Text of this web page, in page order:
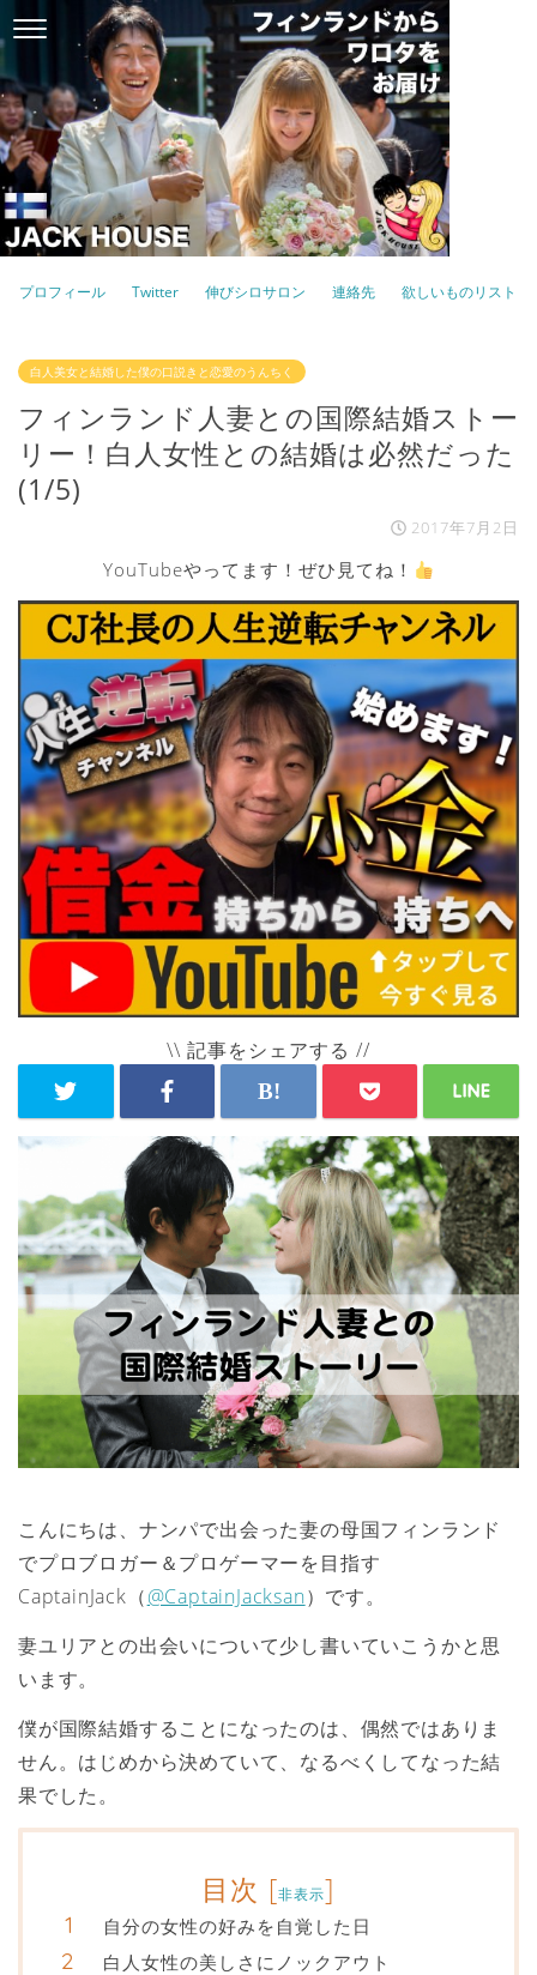
プロフィール Twitter 伸びシロサロン 連絡先 欲しいものリスト
白人美女と結婚した僕の口説きと恋愛のうんちく
フィンランド人妻との国際結婚ストー
リー！白人女性との結婚は必然だった
(1/5)
2017年7月2日
YouTubeやってます！ぜひ見てね！
\\ 記事をシェアする //
こんにちは、ナンパで出会った妻の母国フィンランド
でプロブロガー＆プロゲーマーを目指す
CaptainJack（@CaptainJacksan）です。
妻ユリアとの出会いについて少し書いていこうかと思
います。
僕が国際結婚することになったのは、偶然ではありま
せん。はじめから決めていて、なるべくしてなった結
果でした。
目次 [非表示]
自分の女性の好みを自覚した日
白人女性の美しさにノックアウト